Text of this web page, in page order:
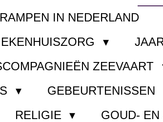
RAMPEN IN NEDERLAND
ZEEVAART
GEBEURTENISSEN
RELIGIE
GOUD- EN